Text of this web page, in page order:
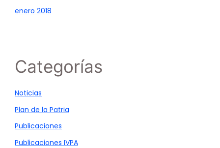
enero 2018
Categorías
Noticias
Plan de la Patria
Publicaciones
Publicaciones IVPA